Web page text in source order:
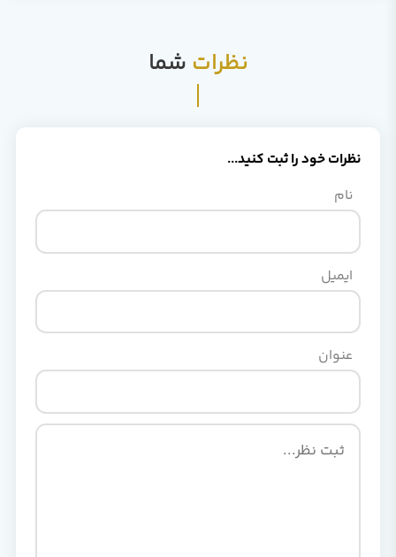
نظرات شما
نظرات خود را ثبت کنید...
نام
ایمیل
عنوان